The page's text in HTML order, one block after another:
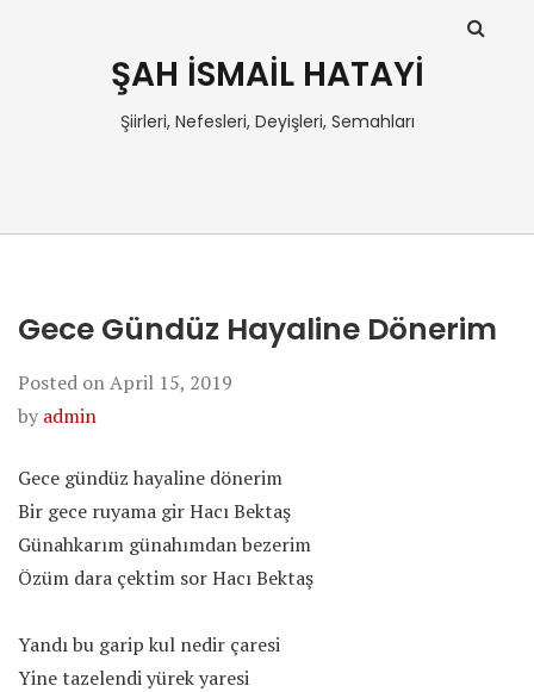
ŞAH İSMAİL HATAYİ
Şiirleri, Nefesleri, Deyişleri, Semahları
Gece Gündüz Hayaline Dönerim
Posted onApril 15, 2019
by admin
Gece gündüz hayaline dönerim
Bir gece ruyama gir Hacı Bektaş
Günahkarım günahımdan bezerim
Özüm dara çektim sor Hacı Bektaş
Yandı bu garip kul nedir çaresi
Yine tazelendi yürek yaresi